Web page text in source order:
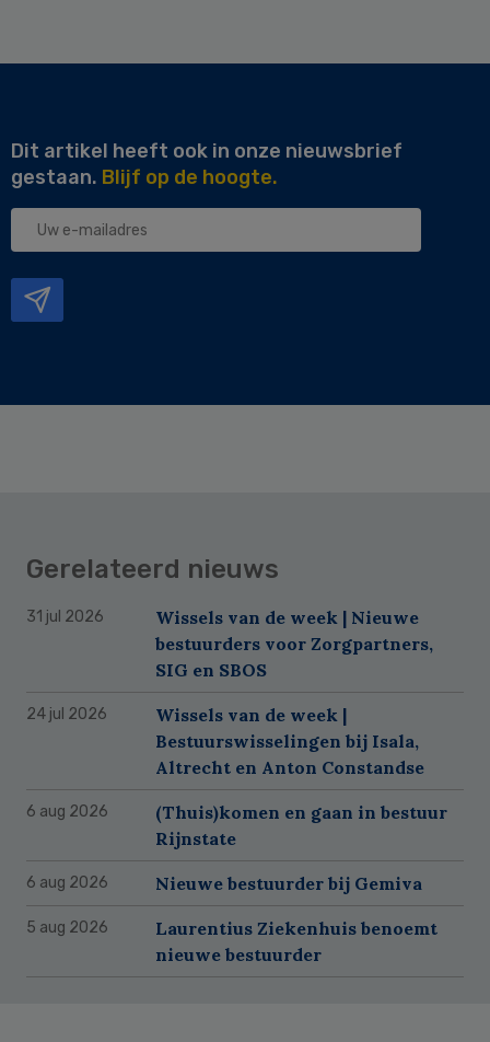
Dit artikel heeft ook in onze nieuwsbrief
gestaan. Blijf op de hoogte.
Uw
Gerelateerd nieuws
31 jul 2026
Wissels van de week | Nieuwe
bestuurders voor Zorgpartners,
SIG en SBOS
24 jul 2026
Wissels van de week |
Bestuurswisselingen bij Isala,
Altrecht en Anton Constandse
6 aug 2026
(Thuis)komen en gaan in bestuur
Rijnstate
6 aug 2026 Nieuwe bestuurder bij Gemiva
5 aug 2026
Laurentius Ziekenhuis benoemt
nieuwe bestuurder